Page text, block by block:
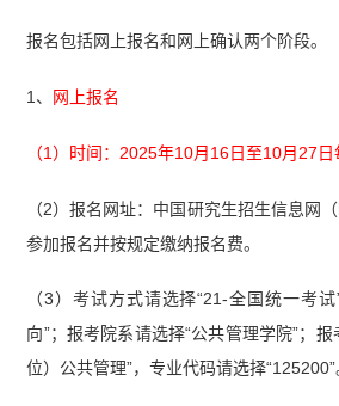
报名包括网上报名和网上确认两个阶段。
1、 网上报名
（1）时间：2025年10月16日至10月27日
（2）报名网址：中国研究生招生信息网
参加报名并按规定缴纳报名费。
（3）考试方式请选择“21-全国统一考
向”；报考院系请选择“公共管理学院”；
位）公共管理”，专业代码请选择“125200”